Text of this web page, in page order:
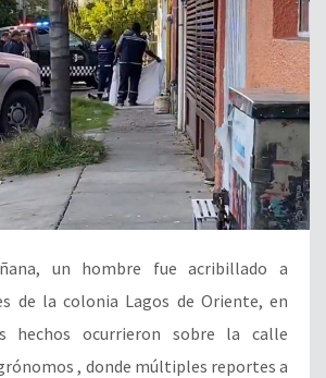
un hombre fue acribillado a
de la colonia Lagos de Oriente, en
hechos ocurrieron sobre la calle
, donde múltiples reportes a